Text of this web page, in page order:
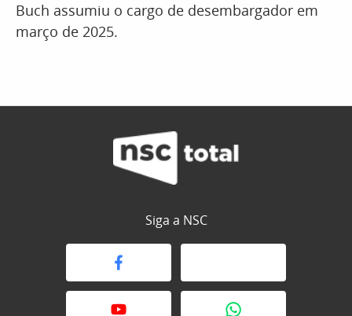
Buch assumiu o cargo de desembargador em
março de 2025.
Siga a NSC